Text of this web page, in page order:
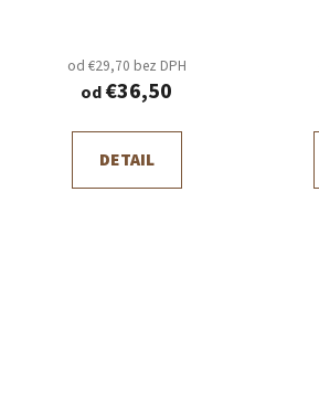
od €29,70 bez DPH
od€36,50
DETAIL